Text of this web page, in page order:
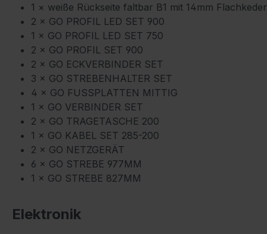
1 × weiße Rückseite faltbar B1 mit 14mm
2 × GO PROFIL LED SET 900
1 × GO PROFIL LED SET 750
2 × GO PROFIL SET 900
2 × GO ECKVERBINDER SET
3 × GO STREBENHALTER SET
4 × GO FUSSPLATTEN MITTIG
1 × GO VERBINDER SET
2 × GO TRAGETASCHE 200
1 × GO KABEL SET 285-200
2 × GO NETZGERÄT
6 × GO STREBE 977MM
1 × GO STREBE 827MM
Elektronik